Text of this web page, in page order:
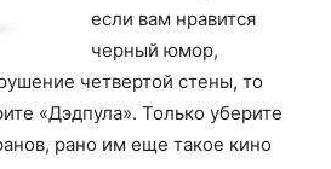
если вам нравится
черный юмор,
четвертой стены, то
«Дэдпула». Только уберите
рано им еще такое кино